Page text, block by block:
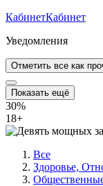
КабинетКабинет
Уведомления
Отметить все как
Показать ещё
30%
18+
Все
Здоровье,